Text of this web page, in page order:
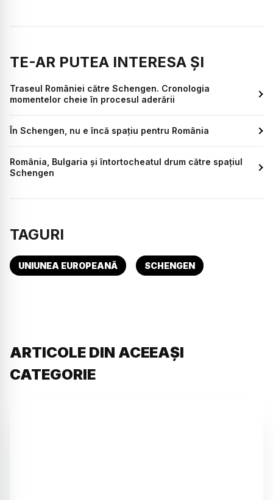
TE-AR PUTEA INTERESA ȘI
Traseul României către Schengen. Cronologia
momentelor cheie în procesul aderării
În Schengen, nu e încă spațiu pentru România
România, Bulgaria și întortocheatul drum către spațiul
Schengen
TAGURI
UNIUNEA EUROPEANĂ SCHENGEN
ARTICOLE DIN ACEEAȘI
CATEGORIE